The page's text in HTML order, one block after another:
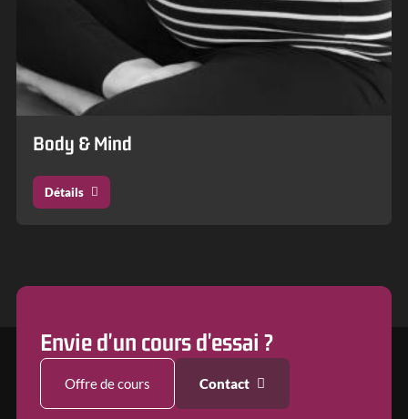
Body & Mind
Détails
Envie d'un cours d'essai ?
Offre de cours Contact